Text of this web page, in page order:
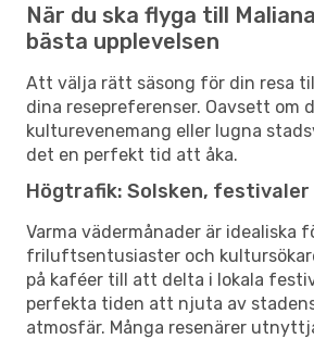
När du ska flyga till
bästa upplevelsen
Att välja rätt säsong för din resa
dina resepreferenser. Oavsett om
kulturevenemang eller lugna
det en perfekt tid att åka.
Högtrafik: Solsken,
Varma vädermånader är idealiska
friluftsentusiaster och
på kaféer till att delta i lokala
perfekta tiden att njuta av
atmosfär. Många resenärer